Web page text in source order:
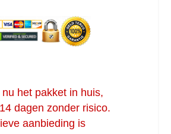
het pakket in huis,
dagen zonder risico.
aanbieding is